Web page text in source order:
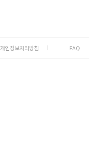
개인정보처리방침 FAQ